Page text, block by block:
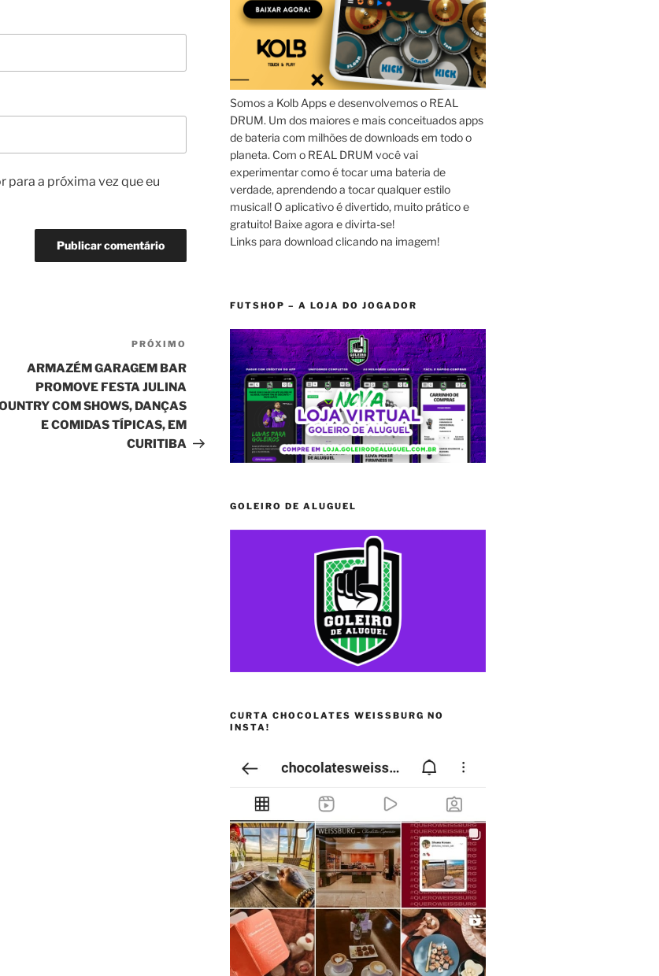
para a próxima vez que eu
Próximo
post
PRÓXIMO
ARMAZÉM GARAGEM BAR
PROMOVE FESTA JULINA
COM SHOWS, DANÇAS
E COMIDAS TÍPICAS, EM
CURITIBA
Somos a Kolb Apps e desenvolvemos o REAL
DRUM. Um dos maiores e mais conceituados apps
de bateria com milhões de downloads em todo o
planeta. Com o REAL DRUM você vai
experimentar como é tocar uma bateria de
verdade, aprendendo a tocar qualquer estilo
musical! O aplicativo é divertido, muito prático e
gratuito! Baixe agora e divirta-se!
Links para download clicando na imagem!
FUTSHOP – A LOJA DO JOGADOR
GOLEIRO DE ALUGUEL
CURTA CHOCOLATES WEISSBURG NO
INSTA!